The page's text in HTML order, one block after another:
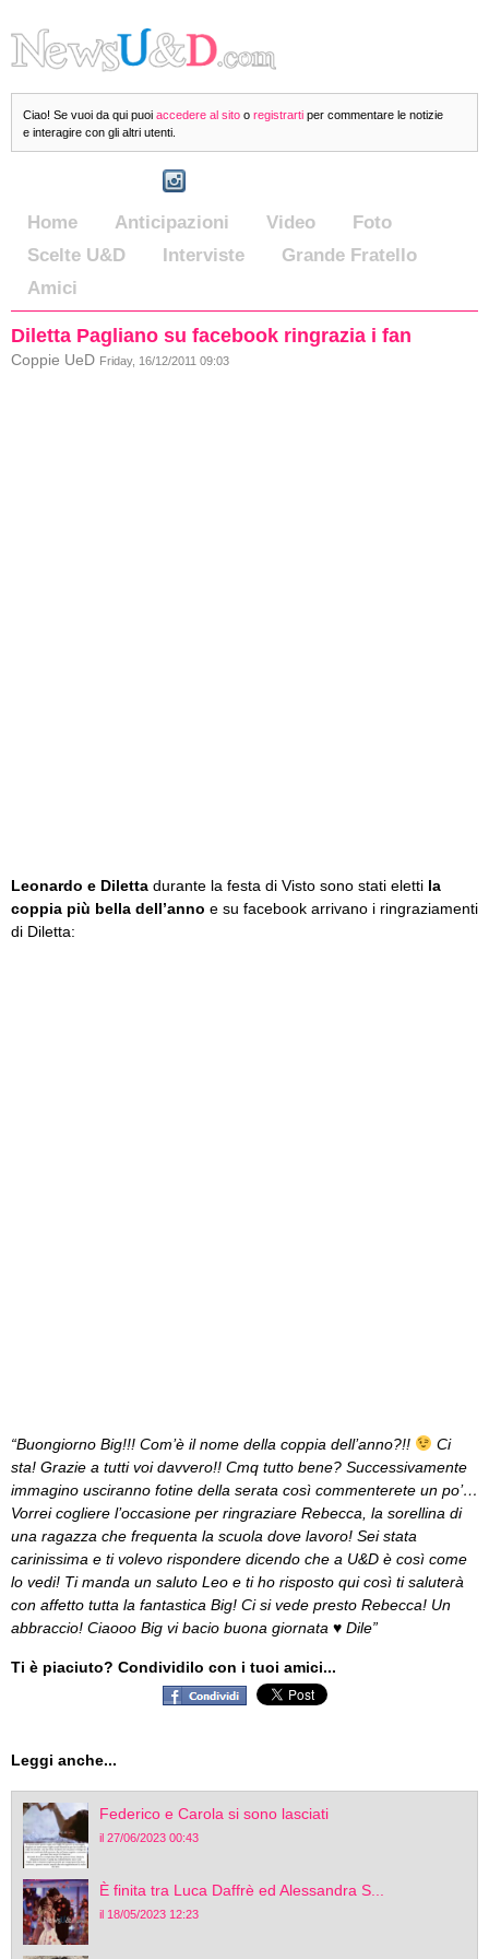
Ciao! Se vuoi da qui puoi accedere al sito o registrarti per commentare le notizie
e interagire con gli altri utenti.
Home Anticipazioni Video
Foto
Scelte U&D
Interviste
Grande Fratello
Amici
Diletta Pagliano su facebook ringrazia i fan
Coppie UeD Friday, 16/12/2011 09:03
Leonardo e Diletta durante la festa di Visto sono stati eletti la
coppia più bella dell’anno e su facebook arrivano i ringraziamenti
di Diletta:
“Buongiorno Big!!! Com’è il nome della coppia dell’anno?!!
Ci
sta! Grazie a tutti voi davvero!! Cmq tutto bene? Successivamente
immagino usciranno fotine della serata così commenterete un po’…
Vorrei cogliere l’occasione per ringraziare Rebecca, la sorellina di
una ragazza che frequenta la scuola dove lavoro! Sei stata
carinissima e ti volevo rispondere dicendo che a U&D è così come
lo vedi! Ti manda un saluto Leo e ti ho risposto qui così ti saluterà
con affetto tutta la fantastica Big! Ci si vede presto Rebecca! Un
abbraccio! Ciaooo Big vi bacio buona giornata ♥ Dile”
Ti è piaciuto? Condividilo con i tuoi amici...
Leggi anche...
Federico e Carola si sono lasciati
il 27/06/2023 00:43
È finita tra Luca Daffrè ed Alessandra S...
il 18/05/2023 12:23